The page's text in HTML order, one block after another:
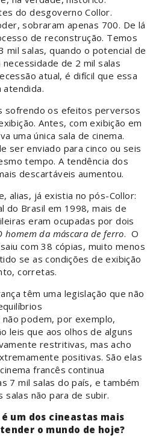
do desgoverno Collor.
sobraram apenas 700. De lá
de reconstrução. Temos
mil salas, quando o potencial de
de 2 mil salas
atual, é difícil que essa
atendida.
sofrendo os efeitos perversos
Antes, com exibição em
uma única sala de cinema.
ser enviado para cinco ou seis
tempo. A tendência dos
descartáveis aumentou.
alias, já existia no pós-Collor:
do Brasil em 1998, mais de
eram ocupadas por dois
homem da máscara de ferro. O
saiu com 38 cópias, muito menos
se as condições de exibição
corretas.
têm uma legislação que não
não podem, por exemplo,
leis que aos olhos de alguns
restritivas, mas acho
positivas. São elas
francês continua
7 mil salas do país, e também
salas não para de subir.
um dos cineastas mais
o mundo de hoje?